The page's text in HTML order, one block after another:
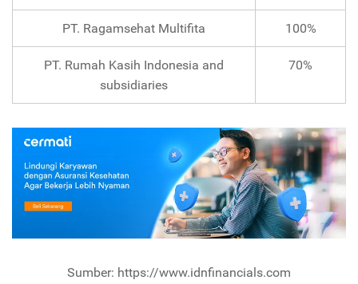
PT. Ragamsehat Multifita 100%
PT. Rumah Kasih Indonesia and
subsidiaries
70%
Sumber: https://www.idnfinancials.com